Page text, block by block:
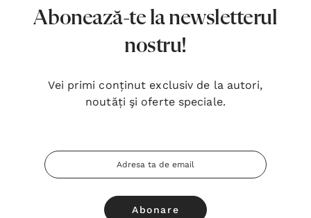
Abonează-te la newsletterul
nostru!
Vei primi conținut exclusiv de la autori,
noutăți şi oferte speciale.
Adresa
Email